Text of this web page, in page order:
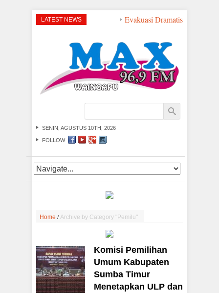
LATEST NEWS Evakuasi Dramatis di
SENIN, AGUSTUS 10TH, 2026
FOLLOW
Home / Archive by Category "Pemilu"
Komisi Pemilihan
Umum Kabupaten
Sumba Timur
Menetapkan ULP dan